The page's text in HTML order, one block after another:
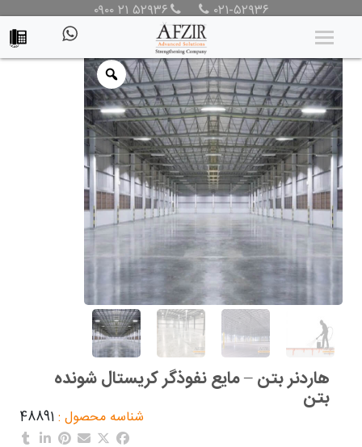
۰۲۱-۵۲۹۳۶ ۰۹۰۰ ۲۱ ۵۲۹۳۶ محصولات/محصولات/افزودنی بتن/هاردنر بتن/ هاردنر بتن – مایع
نفوذگر کریستال شونده بتن
هاردنر بتن – مایع نفوذگر کریستال شونده
بتن
شناسه محصول :48891